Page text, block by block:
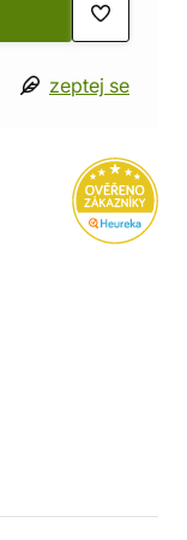
zeptej se